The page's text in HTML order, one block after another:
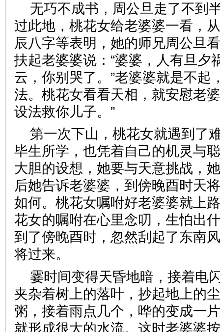
无巧不成书，周公旦走了不到
过此地，桃花女给老婆婆一看，
辰八字等表明，她的师兄周公旦
扶起老婆婆说：“婆婆，人有旦夕
云，你别哭了。”老婆婆就是不起
法。桃花女看看天相，就安慰老
设法救你儿子。”
第一次下山，桃花女就遇到了
毕生所学，也凭着自己的机灵与
大胆的设想，她要与天意挑战，
后她告诉老婆婆，到傍晚酉时天
如何。桃花女嘱咐好老婆婆就上
花女的嘱咐在心里念叨，生怕出
到了傍晚酉时，忽然刮起了东南
将过来。
霎时间变得天昏地暗，接着电
夹杂着树上的落叶，抄起地上的
粥，接着雨点几个，哗的变成一
就形成很大的水流。这时老婆婆